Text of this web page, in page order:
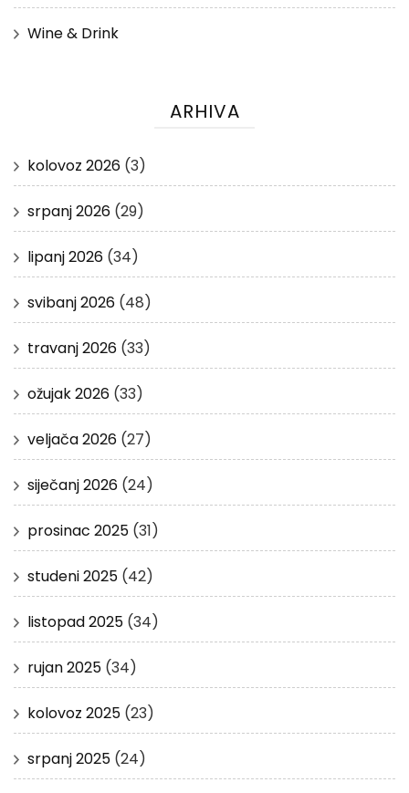
Wine & Drink
ARHIVA
kolovoz 2026 (3)
srpanj 2026 (29)
lipanj 2026 (34)
svibanj 2026 (48)
travanj 2026 (33)
ožujak 2026 (33)
veljača 2026 (27)
siječanj 2026 (24)
prosinac 2025 (31)
studeni 2025 (42)
listopad 2025 (34)
rujan 2025 (34)
kolovoz 2025 (23)
srpanj 2025 (24)